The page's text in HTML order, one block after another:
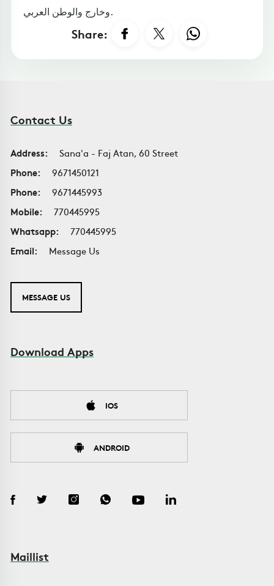
وخارج والوطن العربي.
Share:
Contact Us
Address:
Sana'a - Faj Atan, 60 Street
Phone:
9671450121
Phone:
9671445993
Mobile:
770445995
Whatsapp:
770445995
Email:
Message Us
MESSAGE US
Download Apps
IOS
ANDROID
Maillist